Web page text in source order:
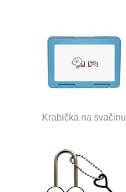
Krabička na svačinu